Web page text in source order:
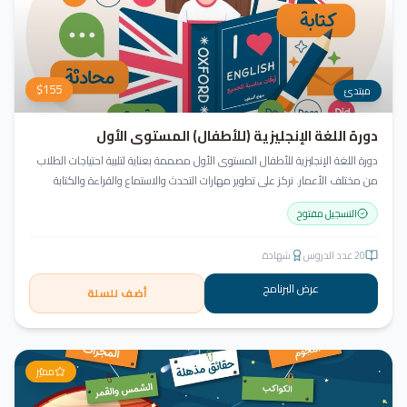
مبتدئ $155
دورة اللغة الإنجليزية (للأطفال) المستوى الأول
دورة اللغة الإنجليزية للأطفال المستوى الأول مصممة بعناية لتلبية احتياجات الطلاب
من مختلف الأعمار. نركز على تطوير مهارات التحدث والاستماع والقراءة والكتابة
بأسلوب منهجي يعتمد على أنشطة تفاعلية وأسلوب تعليمي ممتع وفعّال.
التسجيل مفتوح
20عدد الدروس شهادة
عرض البرنامج أضف للسلة
مميّز